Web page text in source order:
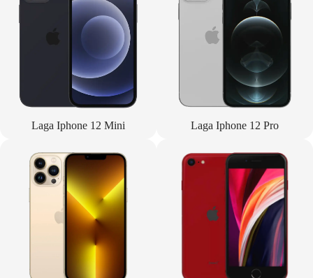
Laga Iphone 12 Mini Laga Iphone 12 Pro